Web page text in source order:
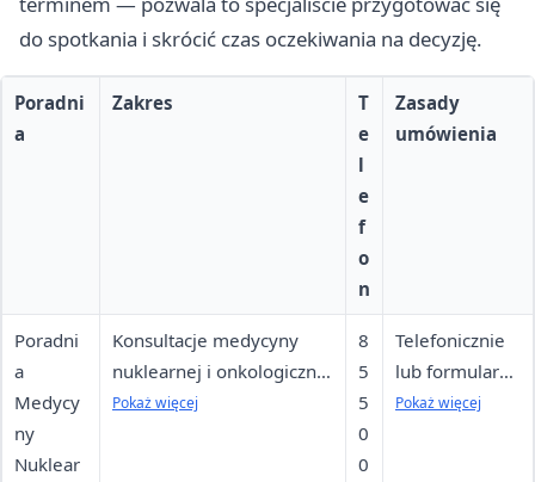
do spotkania i skrócić czas oczekiwania na decyzję.
Poradni
a
Zakres
T
e
l
e
f
o
n
Zasady
umówienia
Poradni
a
Medycy
ny
Nuklear
Konsultacje medycyny
nuklearnej i onkologiczne,
wizyty kontrolne chorób
Pokaż więcej
8
5
5
0
0
Telefonicznie
lub formularz
kontaktowy;
Pokaż więcej